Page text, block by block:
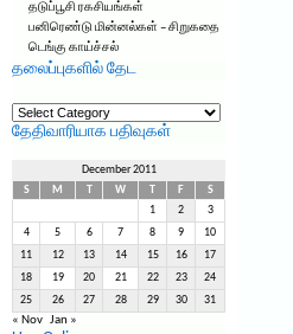
தடுப்பூசி ரகசியங்கள்
பனிரெண்டு மின்னல்கள் – சிறுகதை
டெங்கு காய்ச்சல்
தலைப்புகளில் தேட
தலைப்புகளில்
தேட
தேதிவாரியாக பதிவுகள்
December 2011
S
M W F
S
1
2 3
4 5 6 7 8 9 10
11 12 13 14 15 16 17
18 19 20 21 22 23 24
25 26 27 28 29 30 31
« Nov Jan »